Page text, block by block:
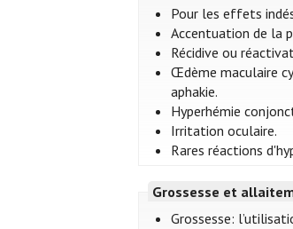
Pour les effets
Accentuation de la
Récidive ou
Œdème maculaire
aphakie.
Hyperhémie
Irritation oculaire.
Rares réactions
Grossesse et
Grossesse: